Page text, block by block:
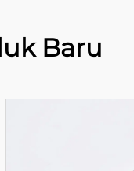
Baru